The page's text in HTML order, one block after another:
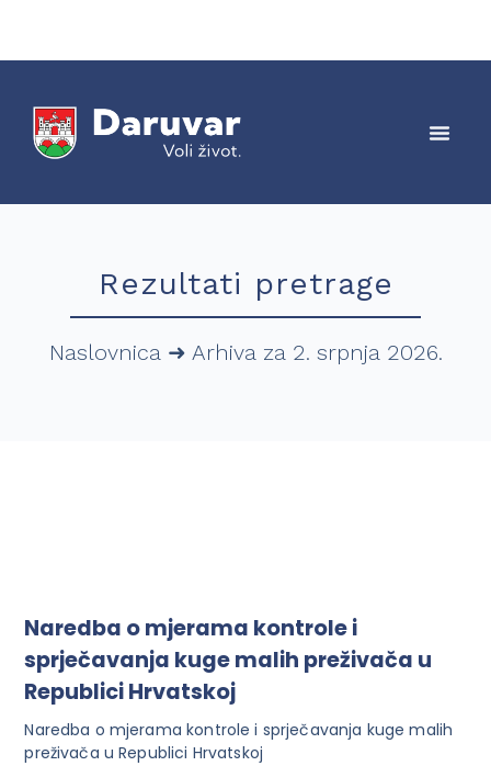
Rezultati pretrage
Naslovnica ➜ Arhiva za 2. srpnja 2026.
Naredba o mjerama kontrole i
sprječavanja kuge malih preživača u
Republici Hrvatskoj
Naredba o mjerama kontrole i sprječavanja kuge malih
preživača u Republici Hrvatskoj